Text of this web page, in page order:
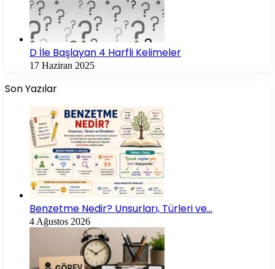
D İle Başlayan 4 Harfli Kelimeler
17 Haziran 2025
Son Yazılar
Benzetme Nedir? Unsurları, Türleri ve…
4 Ağustos 2026